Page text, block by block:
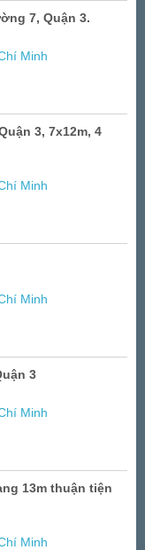
7, Quận 3.
Minh
3, 7x12m, 4
Minh
Minh
3
Minh
13m thuận tiện
Minh